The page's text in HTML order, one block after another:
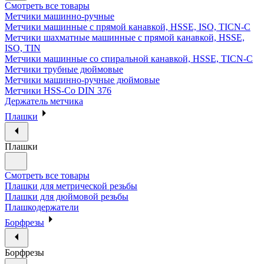
Смотреть все товары
Метчики машинно-ручные
Метчики машинные с прямой канавкой, HSSE, ISO, TICN-C
Метчики шахматные машинные с прямой канавкой, HSSE,
ISO, TIN
Метчики машинные со спиральной канавкой, HSSE, TICN-C
Метчики трубные дюймовые
Метчики машинно-ручные дюймовые
Метчики HSS-Co DIN 376
Держатель метчика
Плашки
Плашки
Смотреть все товары
Плашки для метрической резьбы
Плашки для дюймовой резьбы
Плашкодержатели
Борфрезы
Борфрезы